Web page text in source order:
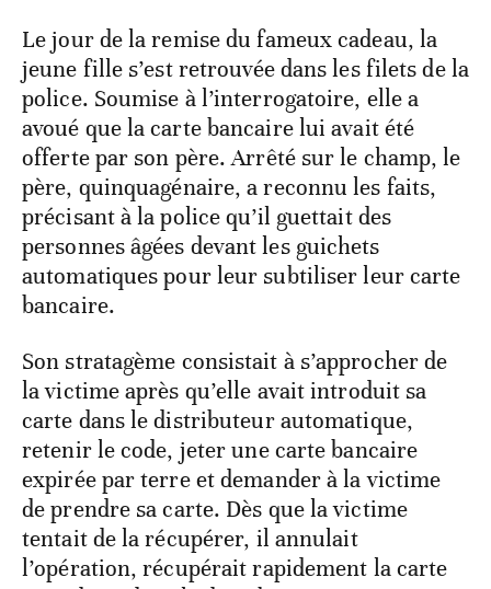
Le jour de la remise du fameux cadeau, la
jeune fille s’est retrouvée dans les filets de la
police. Soumise à l’interrogatoire, elle a
avoué que la carte bancaire lui avait été
offerte par son père. Arrêté sur le champ, le
père, quinquagénaire, a reconnu les faits,
précisant à la police qu’il guettait des
personnes âgées devant les guichets
automatiques pour leur subtiliser leur carte
bancaire.
Son stratagème consistait à s’approcher de
la victime après qu’elle avait introduit sa
carte dans le distributeur automatique,
retenir le code, jeter une carte bancaire
expirée par terre et demander à la victime
de prendre sa carte. Dès que la victime
tentait de la récupérer, il annulait
l’opération, récupérait rapidement la carte